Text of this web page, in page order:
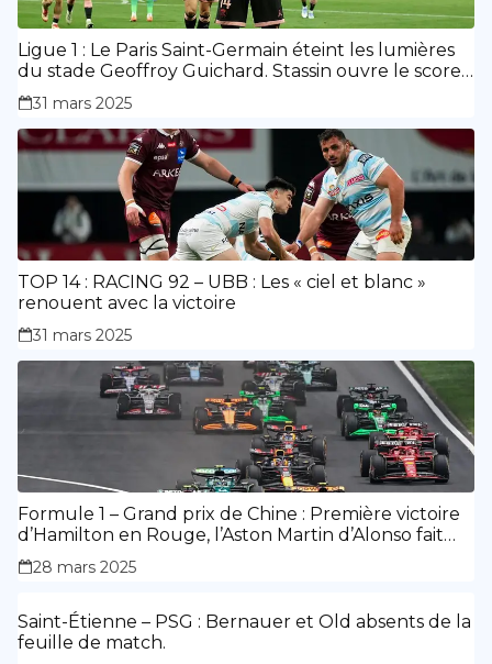
Ligue 1 : Le Paris Saint-Germain éteint les lumières
du stade Geoffroy Guichard. Stassin ouvre le score,
doublé de Doué.
31 mars 2025
TOP 14 : RACING 92 – UBB : Les « ciel et blanc »
renouent avec la victoire
31 mars 2025
Formule 1 – Grand prix de Chine : Première victoire
d’Hamilton en Rouge, l’Aston Martin d’Alonso fait
des siennes.
28 mars 2025
Saint-Étienne – PSG : Bernauer et Old absents de la
feuille de match.